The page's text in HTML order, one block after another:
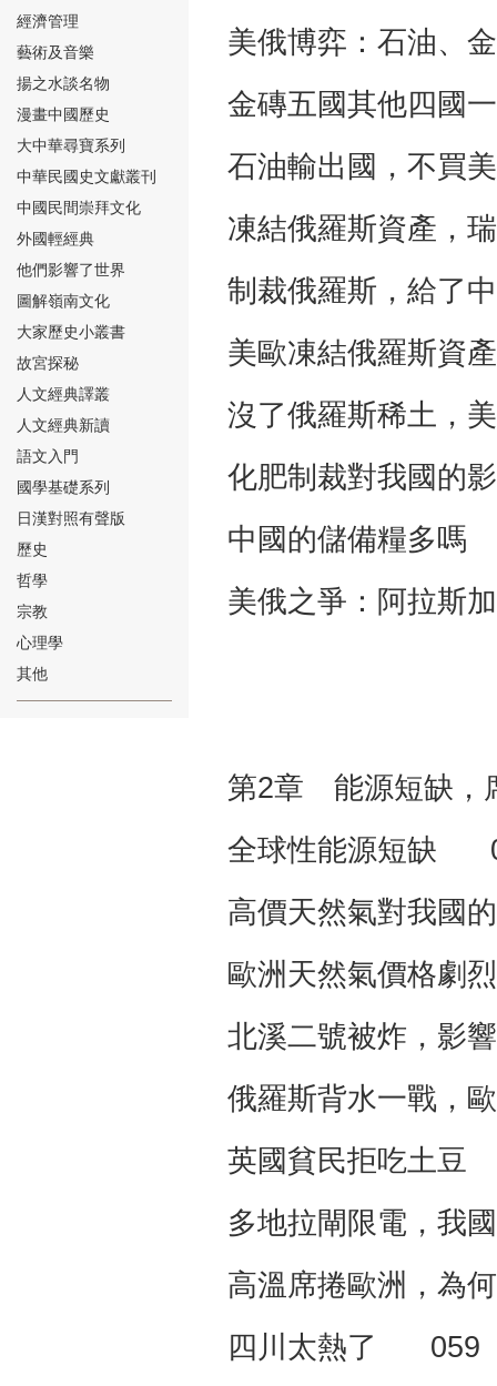
⑮
⑯
⑰
⑱
經濟管理
藝術及音樂
揚之水談名物
漫畫中國歷史
大中華尋寶系列
中華民國史文獻叢刊
中國民間崇拜文化
外國輕經典
他們影響了世界
圖解嶺南文化
大家歷史小叢書
故宮探秘
人文經典譯叢
人文經典新讀
語文入門
國學基礎系列
日漢對照有聲版
歷史
哲學
宗教
心理學
其他
美俄博弈：石油
金磚五國其他四
石油輸出國，不
凍結俄羅斯資產
制裁俄羅斯，給
美歐凍結俄羅斯
沒了俄羅斯稀土
化肥制裁對我國
中國的儲備糧多
美俄之爭：阿拉
第2章 能源短缺，
全球性能源短缺
高價天然氣對我
歐洲天然氣價格
北溪二號被炸，
俄羅斯背水一戰
英國貧民拒吃土
多地拉閘限電，
高溫席捲歐洲，
四川太熱了 059